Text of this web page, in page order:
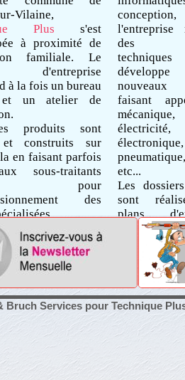
Vilaine,
Plus s'est
à proximité de
familiale. Le
d'entreprise
à la fois un bureau
et un atelier de
produits sont
et construits sur
en faisant parfois
sous-traitants
pour
des
conception,
l'entreprise
des
nouveaux
faisant
électricité,
électronique,
etc...
Les
sont
plans
détails,
câblage.
Bruch Services pour Technique